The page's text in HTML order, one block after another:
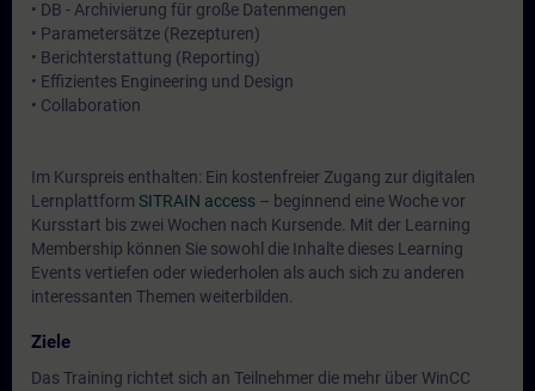
• DB - Archivierung für große Datenmengen
• Parametersätze (Rezepturen)
• Berichterstattung (Reporting)
• Effizientes Engineering und Design
• Collaboration
Im Kurspreis enthalten: Ein kostenfreier Zugang zur digitalen
Lernplattform SITRAIN access – beginnend eine Woche vor
Kursstart bis zwei Wochen nach Kursende. Mit der Learning
Membership können Sie sowohl die Inhalte dieses Learning
Events vertiefen oder wiederholen als auch sich zu anderen
interessanten Themen weiterbilden.
Ziele
Das Training richtet sich an Teilnehmer die mehr über WinCC